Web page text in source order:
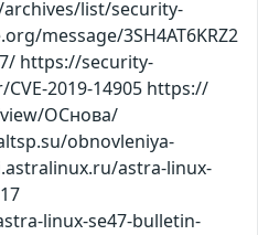
list/security-
message/3SH4AT6KRZ2
https://security-
2019-14905 https://
ОСнова/
obnovleniya-
astra-linux-
linux-se47-bulletin-